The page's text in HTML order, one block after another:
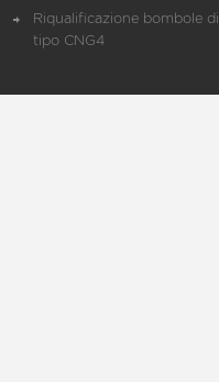
Riqualificazione bombole di
tipo CNG4